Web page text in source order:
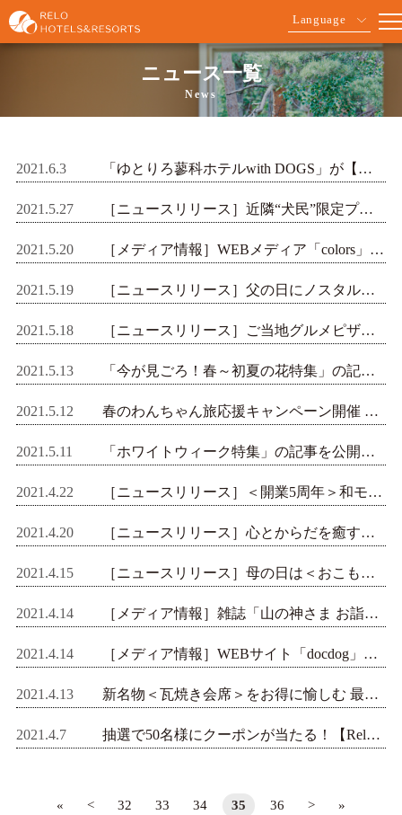
Language
ニュース一覧
News
2021.6.3 「ゆとりろ蓼科ホテルwith DOGS」が【ステイウィズドッグアワード2021受賞】
2021.5.27 ［ニュースリリース］近隣“犬民”限定プランでお得なわんちゃん旅・わんちゃん利用料無料
2021.5.20 ［メディア情報］WEBメディア「colors」に【熱海TENSUI】が掲載されました
2021.5.19 ［ニュースリリース］父の日にノスタルジック大人旅をプレゼント【ゆがわら風雅】にてオールインクルーシブプラン販売開始
2021.5.18 ［ニュースリリース］ご当地グルメピザが登場！ お部屋でもテイクアウトでもOK【ゆとりろ磐梯熱海】
2021.5.13 「今が見ごろ！春～初夏の花特集」の記事を公開しました
2021.5.12 春のわんちゃん旅応援キャンペーン開催 【ゆとりろ軽井沢ホテル】にて愛犬利用料が半額に
2021.5.11 「ホワイトウィーク特集」の記事を公開しました
2021.4.22 ［ニュースリリース］＜開業5周年＞和モダン宿【熱海TENSUI】にて5大特典付きプラン販売開始
2021.4.20 ［ニュースリリース］心とからだを癒す「選べるおこもりセット」プラン販売開始 2021年6月オープン【ゆがわら風雅】
2021.4.15 ［ニュースリリース］母の日は＜おこもり旅＞日光の温泉宿にとちおとめのお酒＋レイトチェックアウト付プラン登場
2021.4.14 ［メディア情報］雑誌「山の神さま お詣りめぐり 関東編」に【シンプレスト日光】が掲載されました
2021.4.14 ［メディア情報］WEBサイト「docdog」にてRelo Hotels＆Resortsのわんちゃん施設をご紹介いただきました
2021.4.13 新名物＜瓦焼き会席＞をお得に愉しむ 最大5,000円割引でくまもと再発見の旅へのリリースを配信しました
2021.4.7 抽選で50名様にクーポンが当たる！【Relo Hotels&Resorts】誕生記念キャンペーン開催
« < 32 33 34 35 36 > »